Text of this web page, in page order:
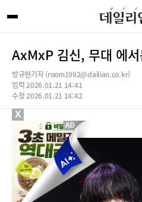
AxMxP 김신, 무대 에
방규현기자 (room1992@dailian.co.kr)
입력 2026.01.21 14:41
수정 2026.01.21 14:42
X